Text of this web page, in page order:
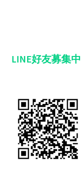
LINE好友募集中